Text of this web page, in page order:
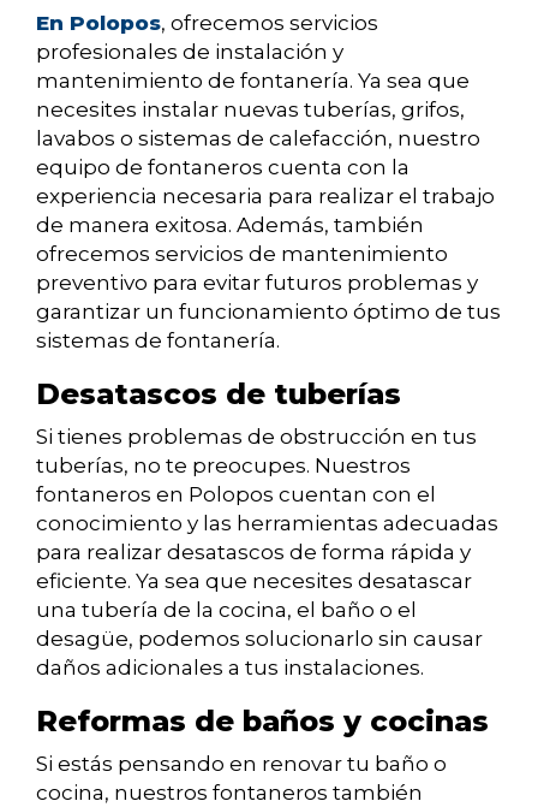
En Polopos, ofrecemos servicios
profesionales de instalación y
mantenimiento de fontanería. Ya sea que
necesites instalar nuevas tuberías, grifos,
lavabos o sistemas de calefacción, nuestro
equipo de fontaneros cuenta con la
experiencia necesaria para realizar el trabajo
de manera exitosa. Además, también
ofrecemos servicios de mantenimiento
preventivo para evitar futuros problemas y
garantizar un funcionamiento óptimo de tus
sistemas de fontanería.
Desatascos de tuberías
Si tienes problemas de obstrucción en tus
tuberías, no te preocupes. Nuestros
fontaneros en Polopos cuentan con el
conocimiento y las herramientas adecuadas
para realizar desatascos de forma rápida y
eficiente. Ya sea que necesites desatascar
una tubería de la cocina, el baño o el
desagüe, podemos solucionarlo sin causar
daños adicionales a tus instalaciones.
Reformas de baños y cocinas
Si estás pensando en renovar tu baño o
cocina, nuestros fontaneros también